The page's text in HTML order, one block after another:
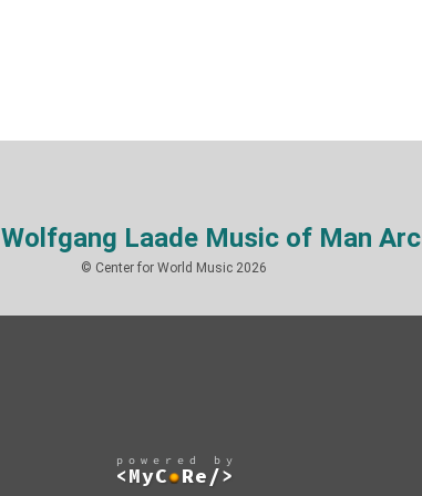
Wolfgang Laade Music of Man
© Center for World Music 2026